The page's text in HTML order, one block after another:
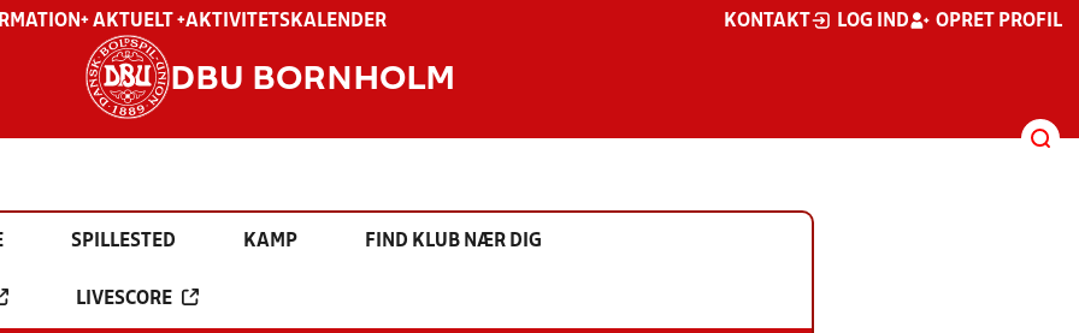
+ AKTUELT +AKTIVITETSKALENDER KONTAKT LOG IND OPRET PROFIL
DBU BORNHOLM
SPILLESTED KAMP FIND KLUB NÆR DIG
LIVESCORE